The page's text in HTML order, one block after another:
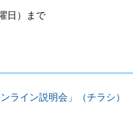
日）まで
ライン説明会」（チラシ）